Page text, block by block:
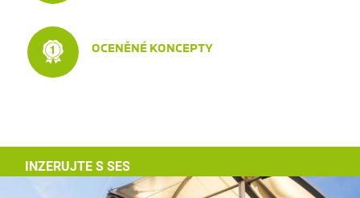
OCENĚNÉ KONCEPTY
INZERUJTE S SES